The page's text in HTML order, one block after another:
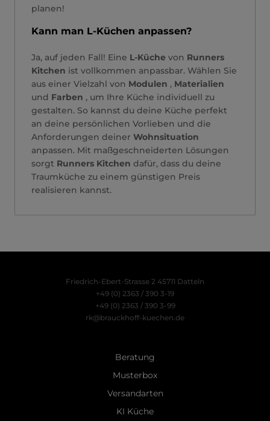
planen!
Kann man L-Küchen anpassen?
Ja, auf jeden Fall! Eine L-Küche von Runners
Kitchen ist vollkommen anpassbar. Wählen Sie
aus einer Vielzahl von Modulen , Materialien
und Farben , um Ihre Küche individuell zu
gestalten. So kannst du deine Küche perfekt
an deine persönlichen Vorlieben und die
Anforderungen deiner Wohnsituation
anpassen. Mit maßgeschneiderten Lösungen
sorgt Runners Kitchen dafür, dass du deine
Traumküche zu einem günstigen Preis
realisieren kannst.
Friedrich-Ebert-Strasse 2 45711 Datteln
+49 (0) 2363 / 390 3-19
+49 (0) 2363 / 390 3-99
rk@brauckhoff-kuechen.de
Beratung
Musterbox
Versandarten
KI Küche